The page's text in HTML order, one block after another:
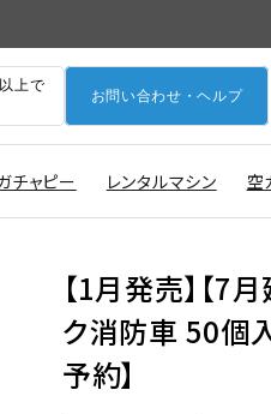
上で
お問い合わせ・ヘルプ
チャピー レンタルマシン 空
【1月発売】【7
ク消防車 50個
予約】